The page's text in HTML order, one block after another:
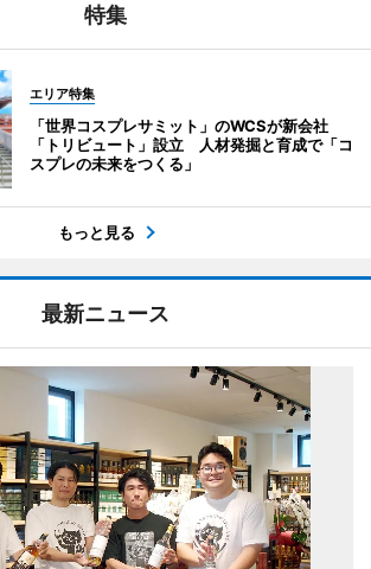
特集
エリア特集
「世界コスプレサミット」のWCSが新会社
「トリビュート」設立 人材発掘と育成で「コ
スプレの未来をつくる」
もっと見る
最新ニュース